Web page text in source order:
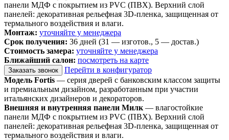
панели МДФ с покрытием из PVC (ПВХ). Верхний слой
панелей: декоративная рельефная 3D-пленка, защищенная от
термального воздействия и влаги.
Монтаж: уточняйте у менеджера
Срок получения: 36 дней (31 — изготов., 5 — достав.)
Стоимость замера: уточняйте у менеджера
Ближайший салон: посмотреть на карте
Заказать звонок
Перейти в конфигуратор
Модель Fortis — серия дверей с банковским классом защиты
и премиальным дизайном, разработанным при участии
итальянских дизайнеров и декораторов.
Внешняя и внутренняя панели Милк — влагостойкие
панели МДФ с покрытием из PVC (ПВХ). Верхний слой
панелей: декоративная рельефная 3D-пленка, защищенная от
термального воздействия и влаги.